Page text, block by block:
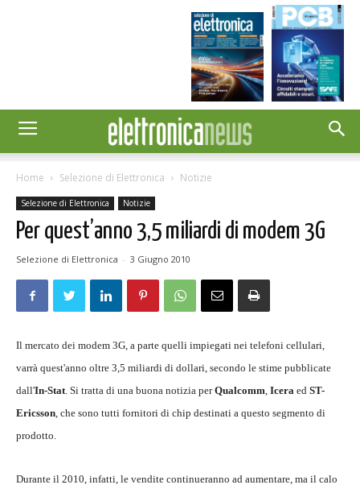
Home Selezione di Elettronica Notizie
Selezione di Elettronica Notizie
Per quest’anno 3,5 miliardi di modem 3G
Selezione di Elettronica - 3 Giugno 2010
Il mercato dei modem 3G, a parte quelli impiegati nei telefoni cellulari,
varrà quest'anno oltre 3,5 miliardi di dollari, secondo le stime pubblicate
dall'In-Stat. Si tratta di una buona notizia perQualcomm, Icera ed ST-
Ericsson, che sono tutti fornitori di chip destinati a questo segmento di
prodotto.
Durante il 2010, infatti, le vendite continueranno ad aumentare, ma il calo